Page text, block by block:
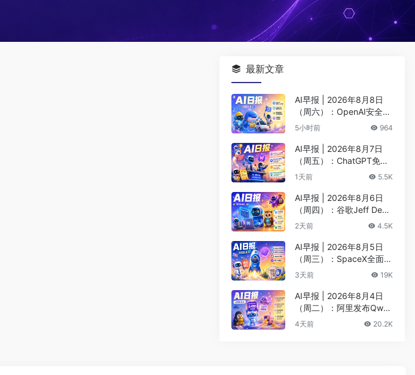
最新文章
AI早报 | 2026年8月8日
（周六）：OpenAI安全评
估暂停Astra开发、DeepS
资
5小时前 964
AI早报 | 2026年8月7日
（周五）：ChatGPT免费
版升级GPT-5.6 Luna无限
萨比斯卸任CEO
1天前 5.5K
AI早报 | 2026年8月6日
（周四）：谷歌Jeff Dean
创办AI科学公司、Meta发
2天前 4.5K
AI早报 | 2026年8月5日
（周三）：SpaceX全面押
注英伟达布局太空AI、四
3天前 19K
AI早报 | 2026年8月4日
（周二）：阿里发布Qwen
3.8-Max旗舰模型、MiniM
4天前 20.2K